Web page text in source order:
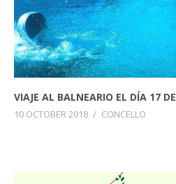
VIAJE AL BALNEARIO EL DÍA 17
10 OCTOBER 2018 / CONCELLO